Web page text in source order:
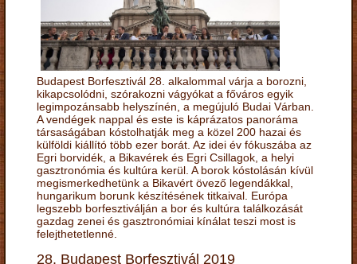
Budapest Borfesztivál 28. alkalommal várja a borozni,
kikapcsolódni, szórakozni vágyókat a főváros egyik
legimpozánsabb helyszínén, a megújuló Budai Várban.
A vendégek nappal és este is káprázatos panoráma
társaságában kóstolhatják meg a közel 200 hazai és
külföldi kiállító több ezer borát. Az idei év fókuszába az
Egri borvidék, a Bikavérek és Egri Csillagok, a helyi
gasztronómia és kultúra kerül. A borok kóstolásán kívül
megismerkedhetünk a Bikavért övező legendákkal,
hungarikum borunk készítésének titkaival. Európa
legszebb borfesztiválján a bor és kultúra találkozását
gazdag zenei és gasztronómiai kínálat teszi most is
felejthetetlenné.
28. Budapest Borfesztivál 2019